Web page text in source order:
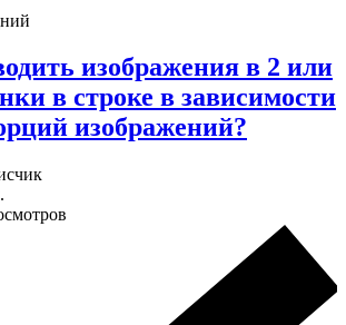
изображения в 2 или
в строке в зависимости
изображений?